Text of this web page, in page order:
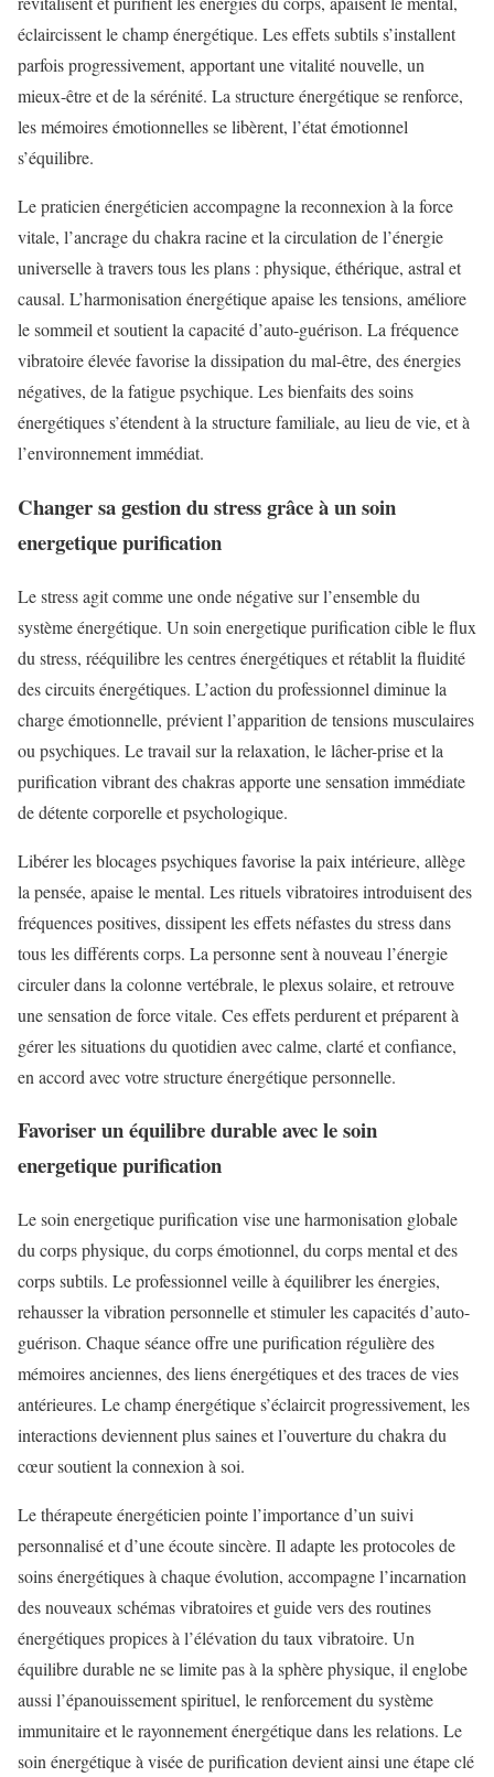
éclaircissent le champ énergétique. Les effets subtils s’installent
parfois progressivement, apportant une vitalité nouvelle, un
mieux-être et de la sérénité. La structure énergétique se renforce,
les mémoires émotionnelles se libèrent, l’état émotionnel
s’équilibre.
Le praticien énergéticien accompagne la reconnexion à la force
vitale, l’ancrage du chakra racine et la circulation de l’énergie
universelle à travers tous les plans : physique, éthérique, astral et
causal. L’harmonisation énergétique apaise les tensions, améliore
le sommeil et soutient la capacité d’auto-guérison. La fréquence
vibratoire élevée favorise la dissipation du mal-être, des énergies
négatives, de la fatigue psychique. Les bienfaits des soins
énergétiques s’étendent à la structure familiale, au lieu de vie, et à
l’environnement immédiat.
Changer sa gestion du stress grâce à un soin
energetique purification
Le stress agit comme une onde négative sur l’ensemble du
système énergétique. Un soin energetique purification cible le flux
du stress, rééquilibre les centres énergétiques et rétablit la fluidité
des circuits énergétiques. L’action du professionnel diminue la
charge émotionnelle, prévient l’apparition de tensions musculaires
ou psychiques. Le travail sur la relaxation, le lâcher-prise et la
purification vibrant des chakras apporte une sensation immédiate
de détente corporelle et psychologique.
Libérer les blocages psychiques favorise la paix intérieure, allège
la pensée, apaise le mental. Les rituels vibratoires introduisent des
fréquences positives, dissipent les effets néfastes du stress dans
tous les différents corps. La personne sent à nouveau l’énergie
circuler dans la colonne vertébrale, le plexus solaire, et retrouve
une sensation de force vitale. Ces effets perdurent et préparent à
gérer les situations du quotidien avec calme, clarté et confiance,
en accord avec votre structure énergétique personnelle.
Favoriser un équilibre durable avec le soin
energetique purification
Le soin energetique purification vise une harmonisation globale
du corps physique, du corps émotionnel, du corps mental et des
corps subtils. Le professionnel veille à équilibrer les énergies,
rehausser la vibration personnelle et stimuler les capacités d’auto-
guérison. Chaque séance offre une purification régulière des
mémoires anciennes, des liens énergétiques et des traces de vies
antérieures. Le champ énergétique s’éclaircit progressivement, les
interactions deviennent plus saines et l’ouverture du chakra du
cœur soutient la connexion à soi.
Le thérapeute énergéticien pointe l’importance d’un suivi
personnalisé et d’une écoute sincère. Il adapte les protocoles de
soins énergétiques à chaque évolution, accompagne l’incarnation
des nouveaux schémas vibratoires et guide vers des routines
énergétiques propices à l’élévation du taux vibratoire. Un
équilibre durable ne se limite pas à la sphère physique, il englobe
aussi l’épanouissement spirituel, le renforcement du système
immunitaire et le rayonnement énergétique dans les relations. Le
soin énergétique à visée de purification devient ainsi une étape clé